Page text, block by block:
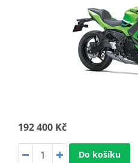
192 400 Kč
Do košíku